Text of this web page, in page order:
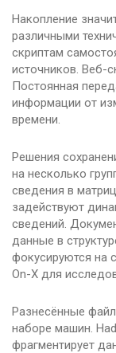
Накопление
различными
скриптам
источников. Веб-
Постоянная
информации от
времени.
Решения
на несколько
сведения в
задействуют
сведений.
данные в
фокусируются на
On-X для
Разнесённые
наборе машин.
фрагментирует